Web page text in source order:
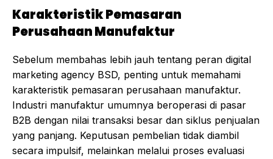
Karakteristik Pemasaran
Perusahaan Manufaktur
Sebelum membahas lebih jauh tentang peran digital
marketing agency BSD, penting untuk memahami
karakteristik pemasaran perusahaan manufaktur.
Industri manufaktur umumnya beroperasi di pasar
B2B dengan nilai transaksi besar dan siklus penjualan
yang panjang. Keputusan pembelian tidak diambil
secara impulsif, melainkan melalui proses evaluasi